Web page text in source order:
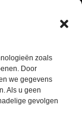
zoals
Door
we gegevens
Als u geen
gevolgen